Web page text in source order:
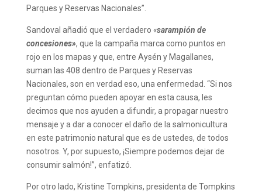
Parques y Reservas Nacionales”.
Sandoval añadió que el verdadero «sarampión de
concesiones», que la campaña marca como puntos en
rojo en los mapas y que, entre Aysén y Magallanes,
suman las 408 dentro de Parques y Reservas
Nacionales, son en verdad eso, una enfermedad. “Si nos
preguntan cómo pueden apoyar en esta causa, les
decimos que nos ayuden a difundir, a propagar nuestro
mensaje y a dar a conocer el daño de la salmonicultura
en este patrimonio natural que es de ustedes, de todos
nosotros. Y, por supuesto, ¡Siempre podemos dejar de
consumir salmón!”, enfatizó.
Por otro lado, Kristine Tompkins, presidenta de Tompkins